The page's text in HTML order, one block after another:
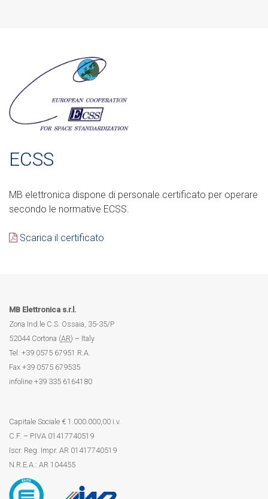
ECSS
MB elettronica dispone di personale certificato per operare
secondo le normative ECSS.
Scarica il certificato
MB Elettronica s.r.l.
Zona Ind.le C.S. Ossaia, 35-35/P
52044 Cortona (AR) – Italy
Tel. +39 0575 67951 R.A.
Fax +39 0575 679535
infoline +39 335 6164180
Capitale Sociale € 1.000.000,00 i.v.
C.F. – P.IVA 01417740519
Iscr. Reg. Impr. AR 01417740519
N.R.E.A.: AR 104455